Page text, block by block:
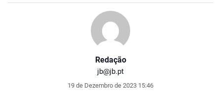
Redação
jb@jb.pt
19 de Dezembro de 2023 15:46